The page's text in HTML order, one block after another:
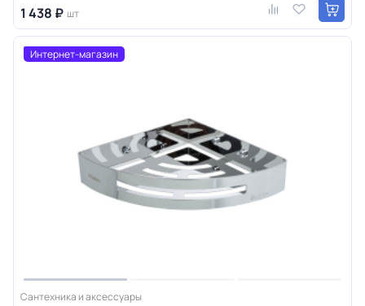
1 438 ₽ шт
Интернет-магазин
Сантехника и аксессуары